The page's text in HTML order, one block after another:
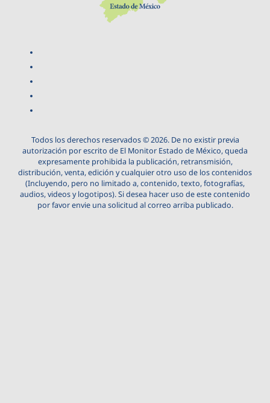
Todos los derechos reservados © 2026. De no existir previa
autorización por escrito de El Monitor Estado de México, queda
expresamente prohibida la publicación, retransmisión,
distribución, venta, edición y cualquier otro uso de los contenidos
(Incluyendo, pero no limitado a, contenido, texto, fotografías,
audios, videos y logotipos). Si desea hacer uso de este contenido
por favor envie una solicitud al correo arriba publicado.